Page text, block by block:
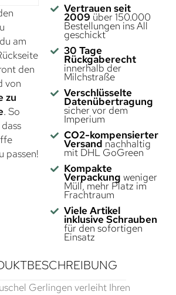
am
den
von
zu
. So
passen!
Vertrauen seit
2009 über 150.000
Bestellungen ins All
geschickt
30 Tage
Rückgaberecht
innerhalb der
Milchstraße
Verschlüsselte
Datenübertragung
sicher vor dem
Imperium
CO2-kompensierter
Versand nachhaltig
mit DHL GoGreen
Kompakte
Verpackung weniger
Müll, mehr Platz im
Frachtraum
Viele Artikel
inklusive Schrauben
für den sofortigen
Einsatz
Gerlingen verleiht Ihren